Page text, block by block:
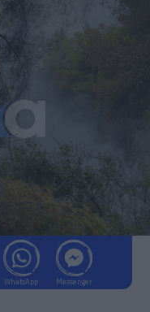
WhatsApp Messenger